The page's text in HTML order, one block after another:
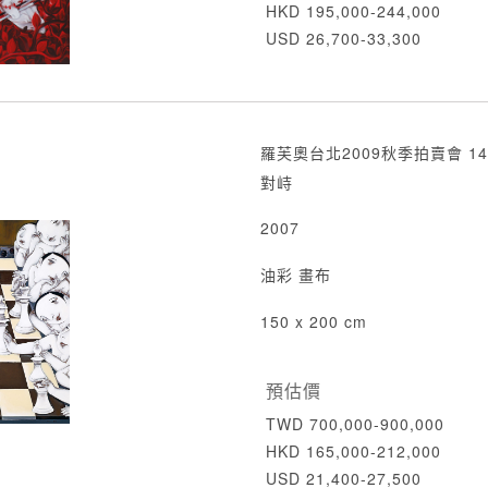
HKD 195,000-244,000
USD 26,700-33,300
羅芙奧台北2009秋季拍賣會
對峙
2007
油彩 畫布
150 x 200 cm
預估價
TWD 700,000-900,000
HKD 165,000-212,000
USD 21,400-27,500